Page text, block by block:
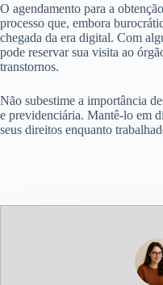
O agendamento para a
processo que, embora
chegada da era digital. Com
pode reservar sua visita ao
transtornos.
Não subestime a importância
e previdenciária. Mantê-lo em
seus direitos enquanto